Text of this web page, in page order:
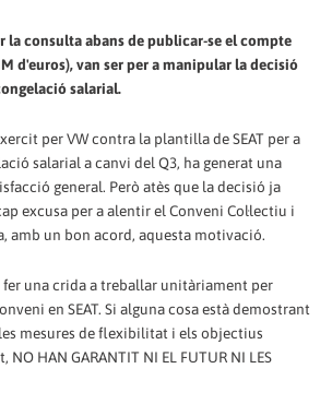
la consulta abans de publicar-se el compte
d'euros), van ser per a manipular la decisió
salarial.
per VW contra la plantilla de SEAT per a
salarial a canvi del Q3, ha generat una
general. Però atès que la decisió ja
excusa per a alentir el Conveni Col·lectiu i
amb un bon acord, aquesta motivació.
fer una crida a treballar unitàriament per
en SEAT. Si alguna cosa està demostrant
mesures de flexibilitat i els objectius
HAN GARANTIT NI EL FUTUR NI LES